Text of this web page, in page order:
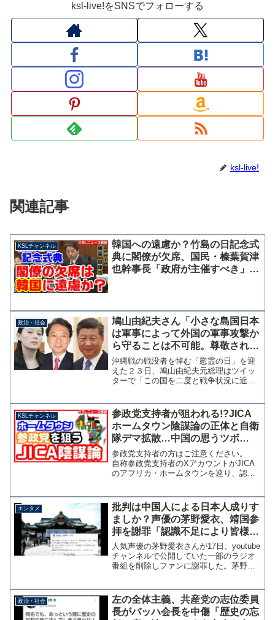
ksl-live!をSNSでフォローする
ksl-live!
関連記事
KSLチャンネル
韓国への遠慮か？竹島の日記念式
典に閣僚が欠席、国民・榛葉賀津
也幹事長「政府が主催すべき」外
政治・社会
鳩山由紀夫さん「小さな島国日本
は軍事によって外国の軍事攻撃か
ら守ることは不可能。尊敬され信
頼される国になるしかない」辺野
古移設の功労者がなんか言ってる
沖縄戦の戦没者を悼む「慰霊の日」を迎
えた２３日、鳩山由紀夫元総理はツイッ
ターで「この国を二度と戦争状況に近づ
日本は軍事によって外国の軍事攻撃から
守ることは不可能である。...
KSLチャンネル
参政党支持者が狙われる!?JICA
ホームタウン陰謀論の正体と自衛
隊デマ拡散…中国の思うツボ
【KSLチャンネル】
参政党支持者の方はご注意ください。
自称参政党支持者のXアカウントがJICA
のアフリカ・ホームタウンを巡り、認定
ます。中国と軍事訓練しているアフリカ
諸国が、有事の際に...
エンタメ
批判は中国人による日本人成りす
ましか？声優の茅野愛衣、靖国参
拝を謝罪「認識不足により皆様に
ご迷惑をお掛けした」
人気声優の茅野愛衣さんが17日、youtube
チャンネルで公開していた一部のラジオ
番組を削除しファンに謝罪した。茅野さ
っとあるので、のんびりしています。鳥
居をくぐって...
政治・社会
左の全体主義、共産党の志位委員
長がバッハ会長を中傷「歴史の忘